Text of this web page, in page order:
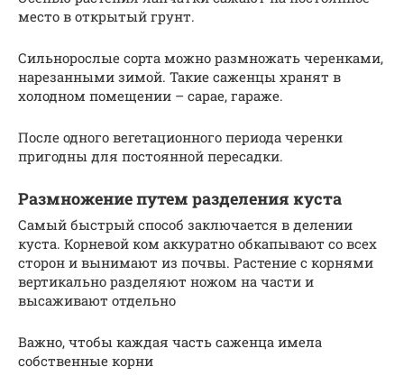
место в открытый грунт.
Сильнорослые сорта можно размножать черенками,
нарезанными зимой. Такие саженцы хранят в
холодном помещении – сарае, гараже.
После одного вегетационного периода черенки
пригодны для постоянной пересадки.
Размножение путем разделения куста
Самый быстрый способ заключается в делении
куста. Корневой ком аккуратно обкапывают со всех
сторон и вынимают из почвы. Растение с корнями
вертикально разделяют ножом на части и
высаживают отдельно
Важно, чтобы каждая часть саженца имела
собственные корни